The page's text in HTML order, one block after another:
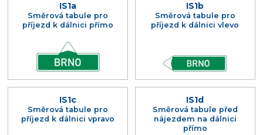
IS1a
Směrová tabule pro
příjezd k dálnici přímo
IS1b
Směrová tabule pro
příjezd k dálnici vlevo
IS1c
Směrová tabule pro
příjezd k dálnici vpravo
IS1d
Směrová tabule před
nájezdem na dálnici
přímo